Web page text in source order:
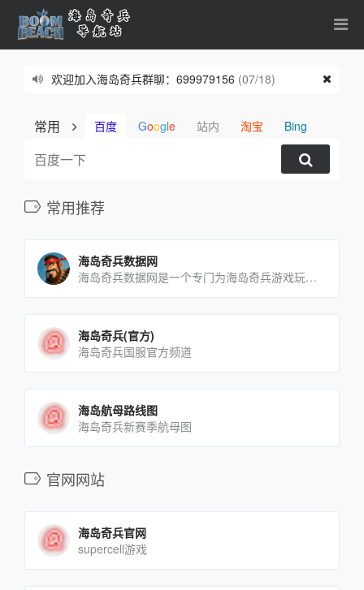
欢迎加入海岛奇兵群聊：699979156 (07/18)
常用 百度 Google 站内 淘宝 Bing
常用推荐
海岛奇兵数据网
海岛奇兵数据网是一个专门为海岛奇兵游戏玩家提供各种数据和攻略的网站。你可以在这里查看核心建筑、部队、战舰武器、[…]
海岛奇兵(官方)
海岛奇兵国服官方频道
海岛航母路线图
海岛奇兵新赛季航母图
官网网站
海岛奇兵官网
supercell游戏